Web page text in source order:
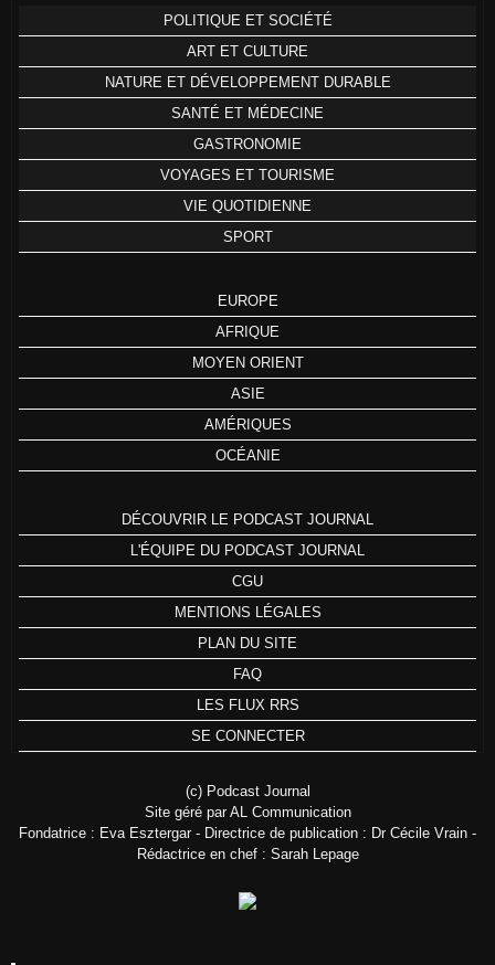
POLITIQUE ET SOCIÉTÉ
ART ET CULTURE
NATURE ET DÉVELOPPEMENT DURABLE
SANTÉ ET MÉDECINE
GASTRONOMIE
VOYAGES ET TOURISME
VIE QUOTIDIENNE
SPORT
EUROPE
AFRIQUE
MOYEN ORIENT
ASIE
AMÉRIQUES
OCÉANIE
DÉCOUVRIR LE PODCAST JOURNAL
L'ÉQUIPE DU PODCAST JOURNAL
CGU
MENTIONS LÉGALES
PLAN DU SITE
FAQ
LES FLUX RRS
SE CONNECTER
(c) Podcast Journal
Site géré par AL Communication
Fondatrice : Eva Esztergar - Directrice de publication : Dr Cécile Vrain -
Rédactrice en chef : Sarah Lepage